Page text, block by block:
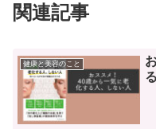
関連記事
健康と美容のこと